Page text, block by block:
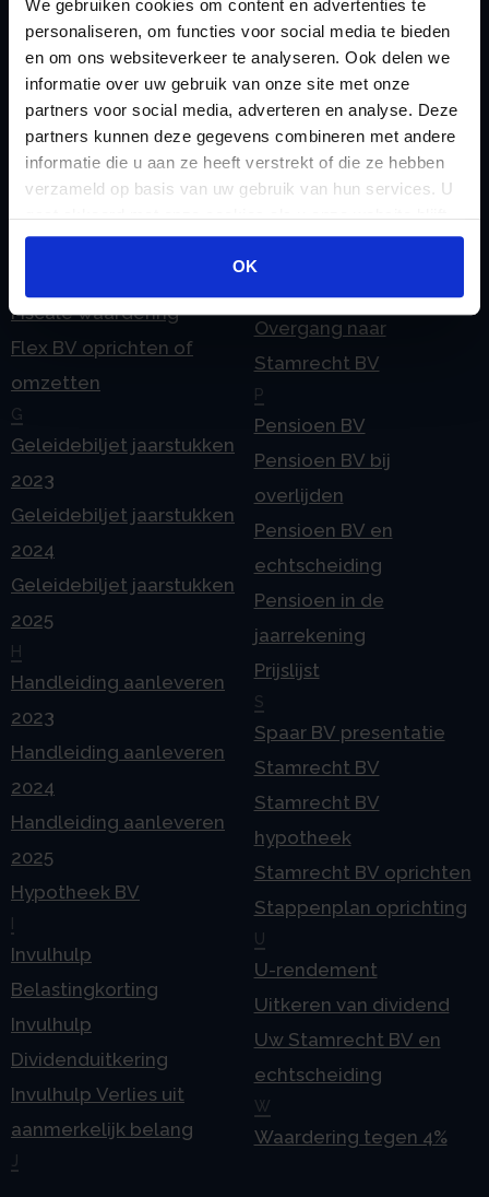
We gebruiken cookies om content en advertenties te
personaliseren, om functies voor social media te bieden
en om ons websiteverkeer te analyseren. Ook delen we
informatie over uw gebruik van onze site met onze
partners voor social media, adverteren en analyse. Deze
partners kunnen deze gegevens combineren met andere
informatie die u aan ze heeft verstrekt of die ze hebben
verzameld op basis van uw gebruik van hun services. U
gaat akkoord met onze cookies als u onze website blijft
gebruiken.
OK
Checklist IB 2025 (PDF)
Checklist IB 2025 (Word)
Contact
eHerkenning voor uw
Stamrecht BV
Emigratie
Fiscale waardering
Flex BV oprichten of
omzetten
G
Geleidebiljet jaarstukken
2023
Geleidebiljet jaarstukken
2024
Geleidebiljet jaarstukken
2025
H
Handleiding aanleveren
2023
Handleiding aanleveren
2024
Handleiding aanleveren
2025
Hypotheek BV
Invulhulp
Belastingkorting
Invulhulp
Dividenduitkering
Invulhulp Verlies uit
aanmerkelijk belang
J
ODV BV
Ontbinden Stamrecht
BV
Onzakelijke lening
Stamrecht BV
Oprichten BV door
StamrechtBV.com
Overdracht vanuit
banksparen
Overgang naar
Stamrecht BV
P
Pensioen BV
Pensioen BV bij
overlijden
Pensioen BV en
echtscheiding
Pensioen in de
jaarrekening
Prijslijst
S
Spaar BV presentatie
Stamrecht BV
Stamrecht BV
hypotheek
Stamrecht BV oprichten
Stappenplan oprichting
U
U-rendement
Uitkeren van dividend
Uw Stamrecht BV en
echtscheiding
W
Waardering tegen 4%